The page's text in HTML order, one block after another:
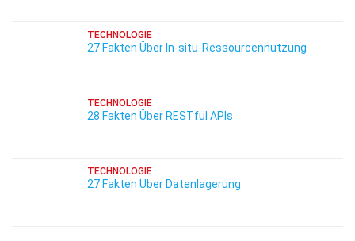
TECHNOLOGIE
27 Fakten Über In-situ-Ressourcennutzung
TECHNOLOGIE
28 Fakten Über RESTful APIs
TECHNOLOGIE
27 Fakten Über Datenlagerung